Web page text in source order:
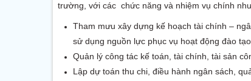
trường, với các chức năng và nhiệm vụ chính
Tham mưu xây dựng kế hoạch tài chính –
sử dụng nguồn lực phục vụ hoạt động đào
Quản lý công tác kế toán, tài chính, tài sản
Lập dự toán thu chi, điều hành ngân sách,